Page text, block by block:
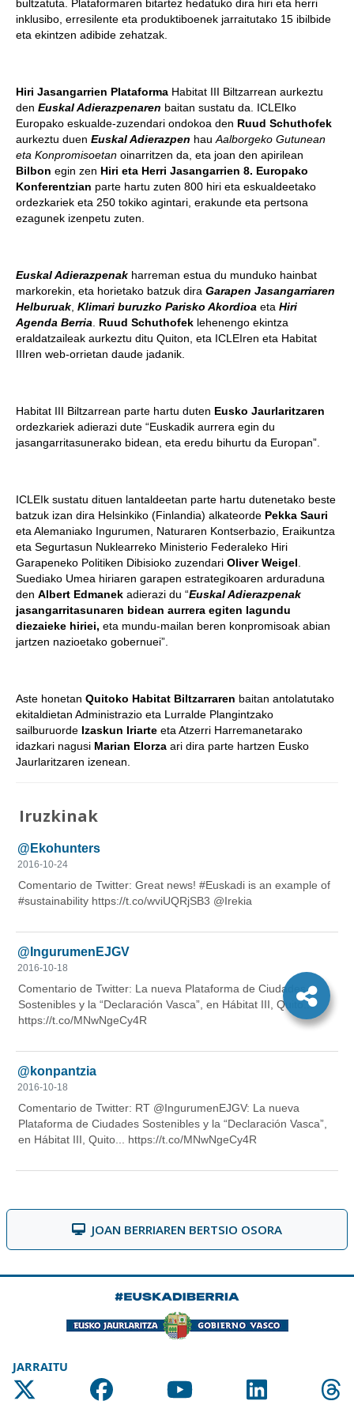
bultzatuta. Plataformaren bitartez hedatuko dira hiri eta herri
inklusibo, erresilente eta produktiboenek jarraitutako 15 ibilbide
eta ekintzen adibide zehatzak.
Hiri Jasangarrien Plataforma Habitat III Biltzarrean aurkeztu
den Euskal Adierazpenaren baitan sustatu da. ICLEIko
Europako eskualde-zuzendari ondokoa den Ruud Schuthofek
aurkeztu duen Euskal Adierazpen hau Aalborgeko Gutunean
eta Konpromisoetan oinarritzen da, eta joan den apirilean
Bilbon egin zen Hiri eta Herri Jasangarrien 8. Europako
Konferentzian parte hartu zuten 800 hiri eta eskualdeetako
ordezkariek eta 250 tokiko agintari, erakunde eta pertsona
ezagunek izenpetu zuten.
Euskal Adierazpenak harreman estua du munduko hainbat
markorekin, eta horietako batzuk dira Garapen Jasangarriaren
Helburuak Klimari buruzko Parisko Akordioa eta Hiri
Agenda Berria
Ruud Schuthofek lehenengo ekintza
eraldatzaileak aurkeztu ditu Quiton, eta ICLEIren eta Habitat
IIIren web-orrietan daude jadanik.
Habitat III Biltzarrean parte hartu duten Eusko Jaurlaritzaren
ordezkariek adierazi dute “Euskadik aurrera egin du
jasangarritasunerako bidean, eta eredu bihurtu da Europan”.
ICLEIk sustatu dituen lantaldeetan parte hartu dutenetako beste
batzuk izan dira Helsinkiko (Finlandia) alkateorde Pekka Sauri
eta Alemaniako Ingurumen, Naturaren Kontserbazio, Eraikuntza
eta Segurtasun Nuklearreko Ministerio Federaleko Hiri
Garapeneko Politiken Dibisioko zuzendari Oliver Weigel
Suediako Umea hiriaren garapen estrategikoaren arduraduna
den Albert Edmanek adierazi du “Euskal Adierazpenak
jasangarritasunaren bidean aurrera egiten lagundu
diezaieke hiriei, eta mundu-mailan beren konpromisoak abian
jartzen nazioetako gobernuei”.
Aste honetan Quitoko Habitat Biltzarraren baitan antolatutako
ekitaldietan Administrazio eta Lurralde Plangintzako
sailburuorde Izaskun Iriarte eta Atzerri Harremanetarako
idazkari nagusi Marian Elorza ari dira parte hartzen Eusko
Jaurlaritzaren izenean.
Iruzkinak
JOAN BERRIAREN BERTSIO OSORA
JARRAITU